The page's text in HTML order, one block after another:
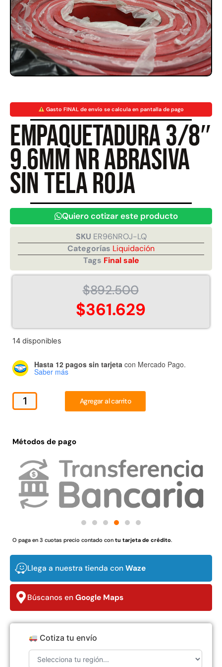
Gasto FINAL de envío se calcula en pantalla de pago
Empaquetadura 3/8″
9.6mm NR abrasiva
sin tela roja
Quiero cotizar este producto
SKU ER96NROJ-LQ
Categorías Liquidación
Tags Final sale
$892.500
$361.629
14 disponibles
Hasta 12 pagos sin tarjeta con Mercado Pago.
Saber más
Agregar al carrito
Métodos de pago
O paga en 3 cuotas precio contado con tu tarjeta de crédito.
Llega a nuestra tienda con Waze
Búscanos en Google Maps
Cotiza tu envío
Rampa Móvil Hidráulica
carga 10ton
$22.711.412
Agregar al carrito
Juego Modular 35
QplayGround
$5.926.486
Juego Modular 40
$4.859.984
50%
Juego Modular 25
$9.558.557
$
Agregar al carrito
QplayGround
$4.507.990
Leer más
$4.415.700
Leer más
Juego Modular 03
QplayGround
$5.987.128
Importado USA: Crown